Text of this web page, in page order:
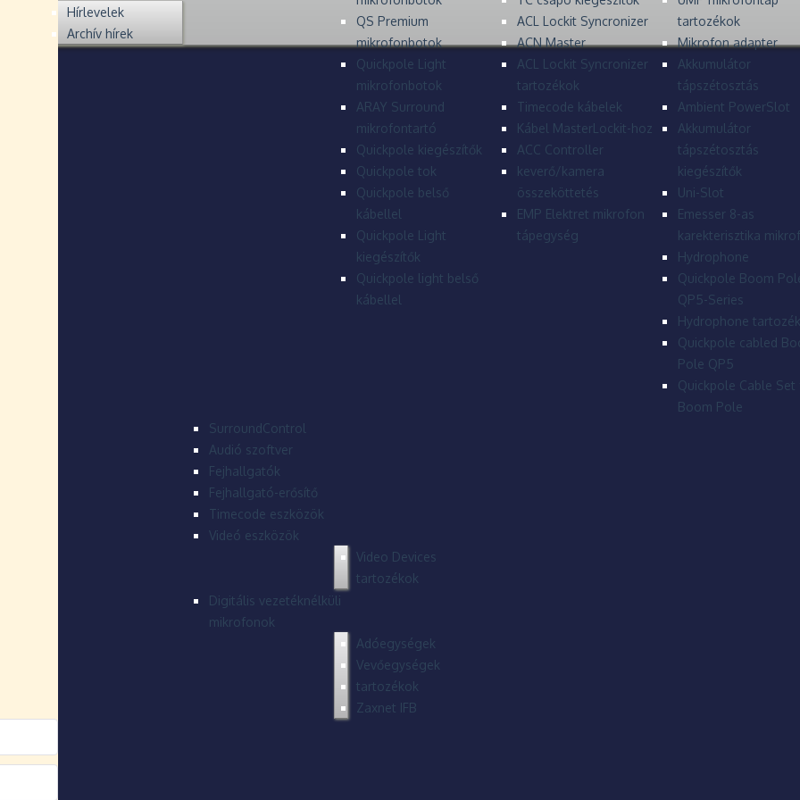
QS Premium
mikrofonbotok
Quickpole Light
mikrofonbotok
ARAY Surround
mikrofontartó
Quickpole kiegészítők
Quickpole tok
Quickpole belső
kábellel
Quickpole Light
kiegészítők
Quickpole light belső
kábellel
ACL Lockit Syncronizer
ACN Master
ACL Lockit Syncronizer
tartozékok
Timecode kábelek
Kábel MasterLockit-hoz
ACC Controller
keverő/kamera
összeköttetés
EMP Elektret mikrofon
tápegység
tartozékok
Mikrofon adapter
Akkumulátor
tápszétosztás
Ambient PowerSlot
Akkumulátor
tápszétosztás
kiegészítők
Uni-Slot
Emesser 8-as
karekterisztika
Hydrophone
Quickpole Boom
QP5-Series
Hydrophone
Quickpole cabled
Pole QP5
Quickpole Cable Set
Boom Pole
SurroundControl
Audió szoftver
Fejhallgatók
Fejhallgató-erősítő
Timecode eszközök
Videó eszközök
Video Devices
tartozékok
Digitális vezetéknélküli
mikrofonok
Adóegységek
Vevőegységek
tartozékok
Zaxnet IFB
Hírlevelek
Archív hírek